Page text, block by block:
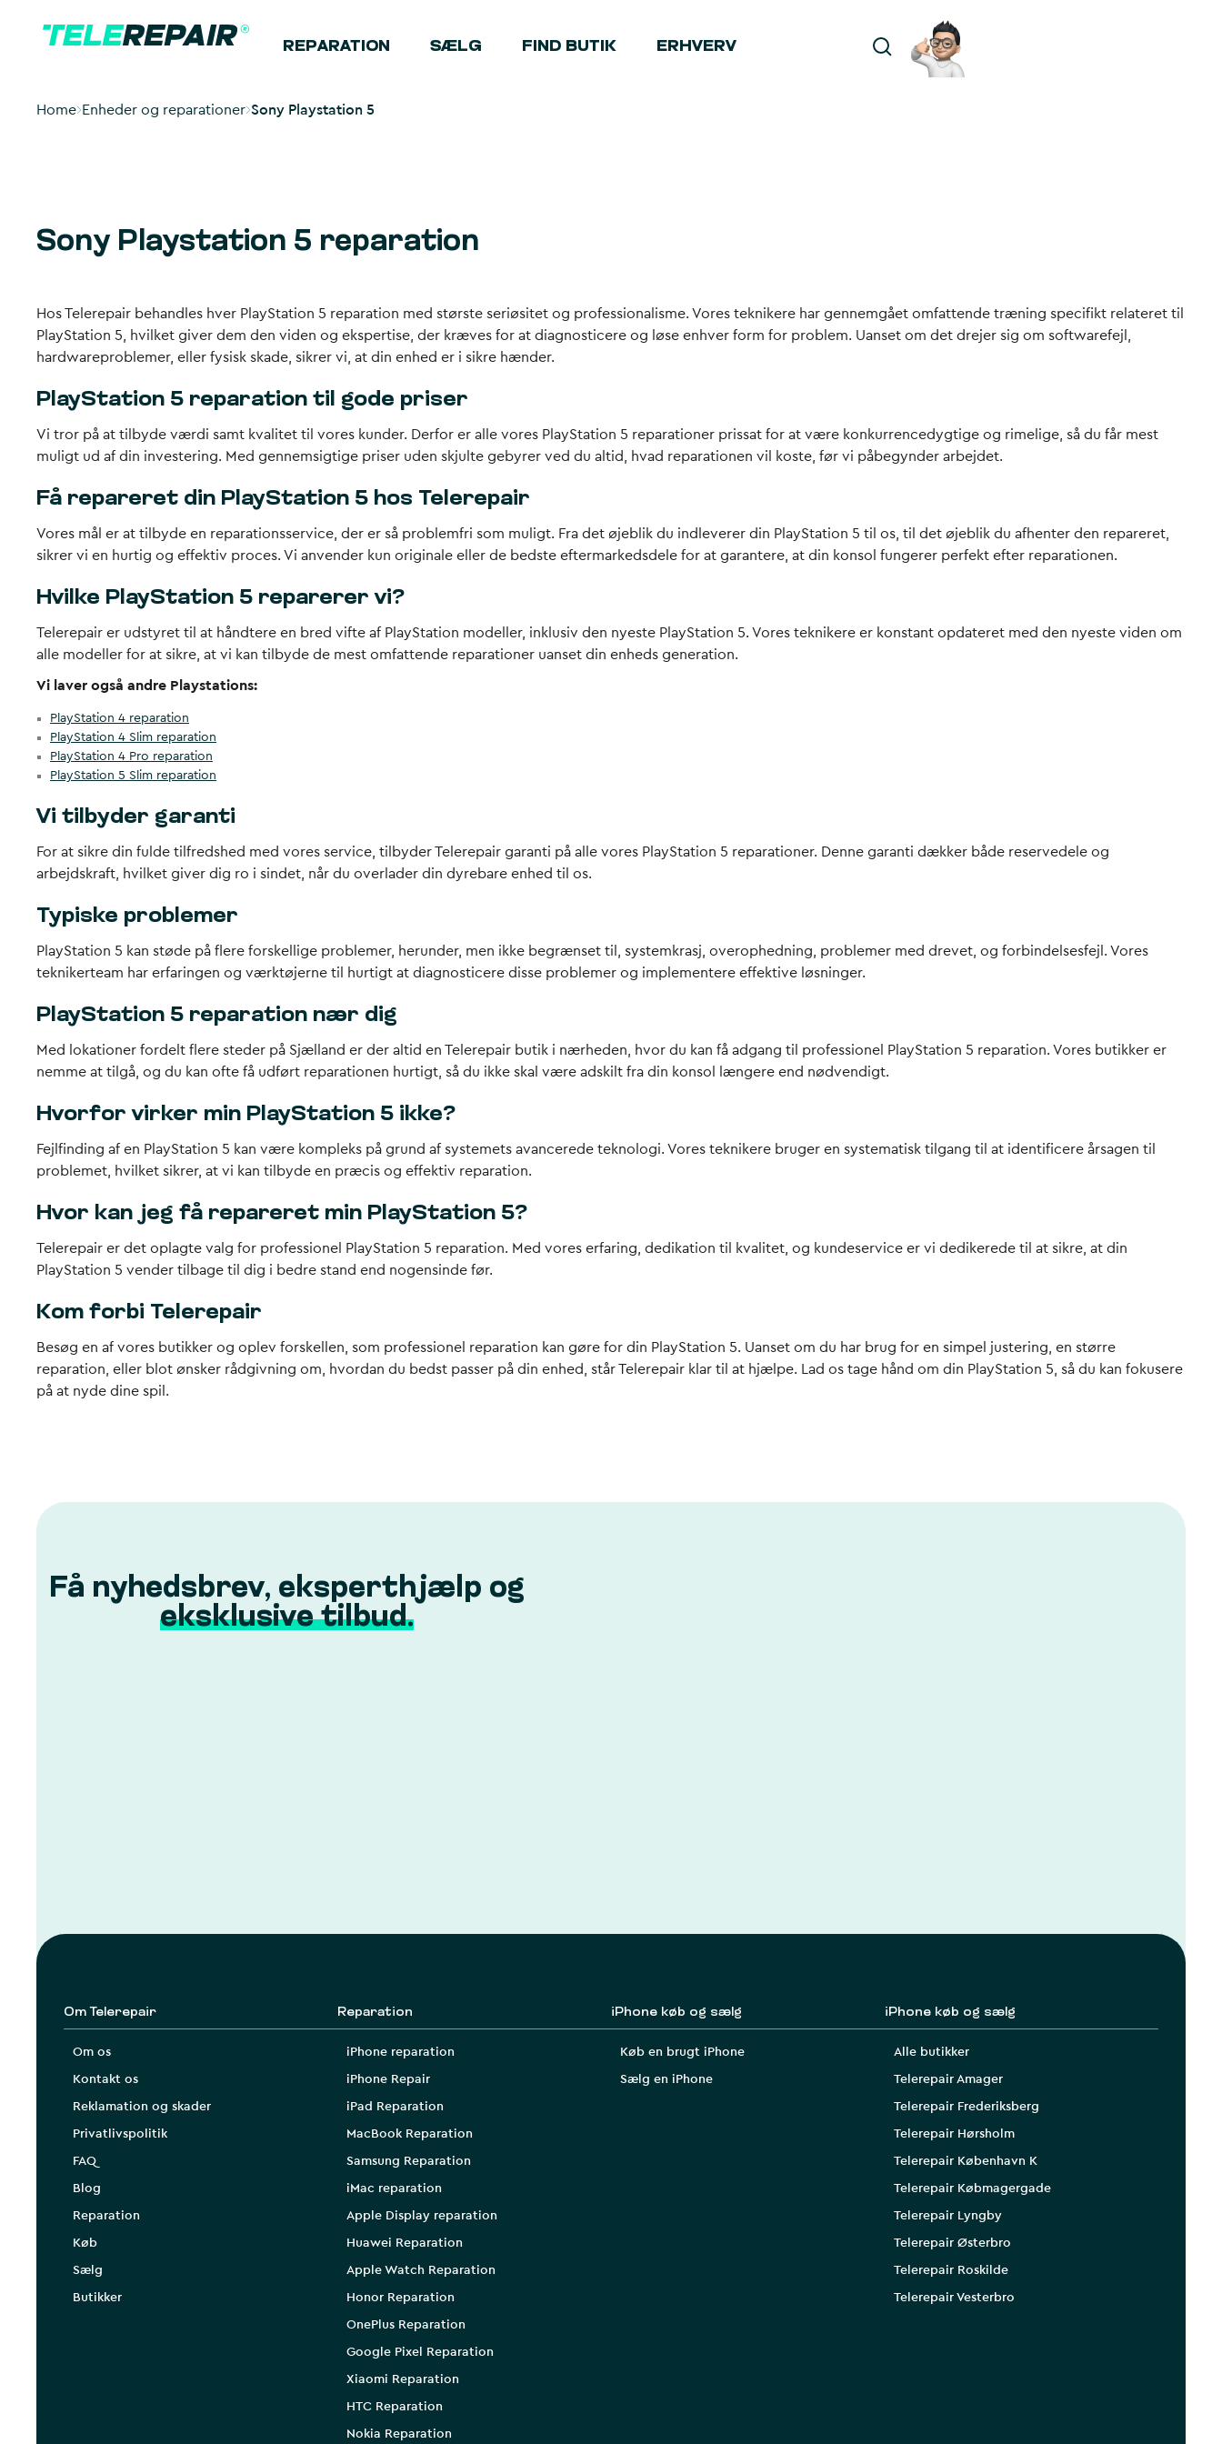
REPARATION SÆLG FIND BUTIK ERHVERV
Home Enheder og reparationer Sony Playstation 5
Sony Playstation 5 reparation
Hos Telerepair behandles hver PlayStation 5 reparation med største seriøsitet og professionalisme. Vores teknikere har gennemgået omfattende træning specifikt relateret til
PlayStation 5, hvilket giver dem den viden og ekspertise, der kræves for at diagnosticere og løse enhver form for problem. Uanset om det drejer sig om softwarefejl,
hardwareproblemer, eller fysisk skade, sikrer vi, at din enhed er i sikre hænder.
PlayStation 5 reparation til gode priser
Vi tror på at tilbyde værdi samt kvalitet til vores kunder. Derfor er alle vores PlayStation 5 reparationer prissat for at være konkurrencedygtige og rimelige, så du får mest
muligt ud af din investering. Med gennemsigtige priser uden skjulte gebyrer ved du altid, hvad reparationen vil koste, før vi påbegynder arbejdet.
Få repareret din PlayStation 5 hos Telerepair
Vores mål er at tilbyde en reparationsservice, der er så problemfri som muligt. Fra det øjeblik du indleverer din PlayStation 5 til os, til det øjeblik du afhenter den repareret,
sikrer vi en hurtig og effektiv proces. Vi anvender kun originale eller de bedste eftermarkedsdele for at garantere, at din konsol fungerer perfekt efter reparationen.
Hvilke PlayStation 5 reparerer vi?
Telerepair er udstyret til at håndtere en bred vifte af PlayStation modeller, inklusiv den nyeste PlayStation 5. Vores teknikere er konstant opdateret med den nyeste viden om
alle modeller for at sikre, at vi kan tilbyde de mest omfattende reparationer uanset din enheds generation.
Vi laver også andre Playstations:
PlayStation 4 reparation
PlayStation 4 Slim reparation
PlayStation 4 Pro reparation
PlayStation 5 Slim reparation
Vi tilbyder garanti
For at sikre din fulde tilfredshed med vores service, tilbyder Telerepair garanti på alle vores PlayStation 5 reparationer. Denne garanti dækker både reservedele og
arbejdskraft, hvilket giver dig ro i sindet, når du overlader din dyrebare enhed til os.
Typiske problemer
PlayStation 5 kan støde på flere forskellige problemer, herunder, men ikke begrænset til, systemkrasj, overophedning, problemer med drevet, og forbindelsesfejl. Vores
teknikerteam har erfaringen og værktøjerne til hurtigt at diagnosticere disse problemer og implementere effektive løsninger.
PlayStation 5 reparation nær dig
Med lokationer fordelt flere steder på Sjælland er der altid en Telerepair butik i nærheden, hvor du kan få adgang til professionel PlayStation 5 reparation. Vores butikker er
nemme at tilgå, og du kan ofte få udført reparationen hurtigt, så du ikke skal være adskilt fra din konsol længere end nødvendigt.
Hvorfor virker min PlayStation 5 ikke?
Fejlfinding af en PlayStation 5 kan være kompleks på grund af systemets avancerede teknologi. Vores teknikere bruger en systematisk tilgang til at identificere årsagen til
problemet, hvilket sikrer, at vi kan tilbyde en præcis og effektiv reparation.
Hvor kan jeg få repareret min PlayStation 5?
Telerepair er det oplagte valg for professionel PlayStation 5 reparation. Med vores erfaring, dedikation til kvalitet, og kundeservice er vi dedikerede til at sikre, at din
PlayStation 5 vender tilbage til dig i bedre stand end nogensinde før.
Kom forbi Telerepair
Besøg en af vores butikker og oplev forskellen, som professionel reparation kan gøre for din PlayStation 5. Uanset om du har brug for en simpel justering, en større
reparation, eller blot ønsker rådgivning om, hvordan du bedst passer på din enhed, står Telerepair klar til at hjælpe. Lad os tage hånd om din PlayStation 5, så du kan fokusere
på at nyde dine spil.
Få nyhedsbrev, eksperthjælp og
eksklusive tilbud.
Om Telerepair
Om os
Kontakt os
Reklamation og skader
Privatlivspolitik
FAQ
Blog
Reparation
Køb
Sælg
Butikker
Reparation
iPhone reparation
iPhone Repair
iPad Reparation
MacBook Reparation
Samsung Reparation
iMac reparation
Apple Display reparation
Huawei Reparation
Apple Watch Reparation
Honor Reparation
OnePlus Reparation
Google Pixel Reparation
Xiaomi Reparation
HTC Reparation
Nokia Reparation
iPhone køb og sælg
Køb en brugt iPhone
Sælg en iPhone
iPhone køb og sælg
Alle butikker
Telerepair Amager
Telerepair Frederiksberg
Telerepair Hørsholm
Telerepair København K
Telerepair Købmagergade
Telerepair Lyngby
Telerepair Østerbro
Telerepair Roskilde
Telerepair Vesterbro